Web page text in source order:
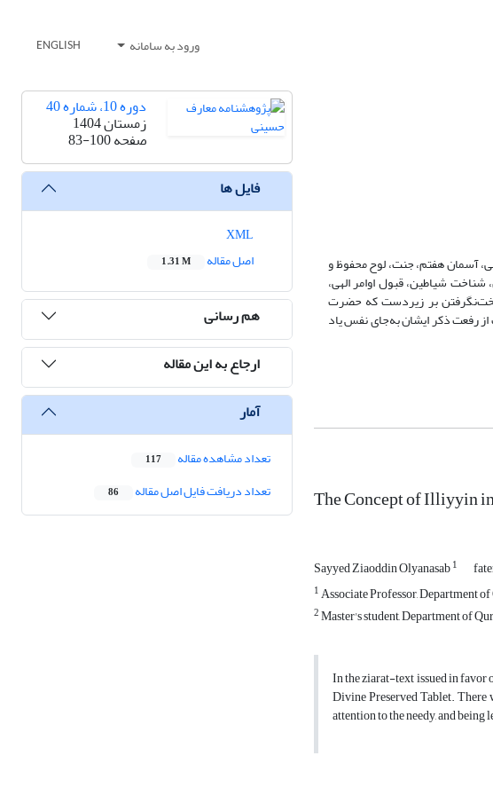
ورود به سامانه ENGLISH
آسمان هفتم، جنت، لوح محفوظ و
شیاطین، قبول اوامر الهی،
سخت‌نگرفتن بر زیردست که حضرت
رفعت ذکر ایشان به‌جای نفس یاد
The Concept of Illiyyin
Sayyed Ziaoddin Olyanasab1
1Associate Professor, Department
2Master's student, Department of
In the ziarat-text issued in favor
Divine Preserved Tablet. There
attention to the needy, and being
دوره 10، شماره 40
زمستان 1404
صفحه83-100
فایل ها
اصل مقاله
1.31 M
هم رسانی
ارجاع به این مقاله
آمار
تعداد مشاهده مقاله 117
تعداد دریافت فایل اصل مقاله 86